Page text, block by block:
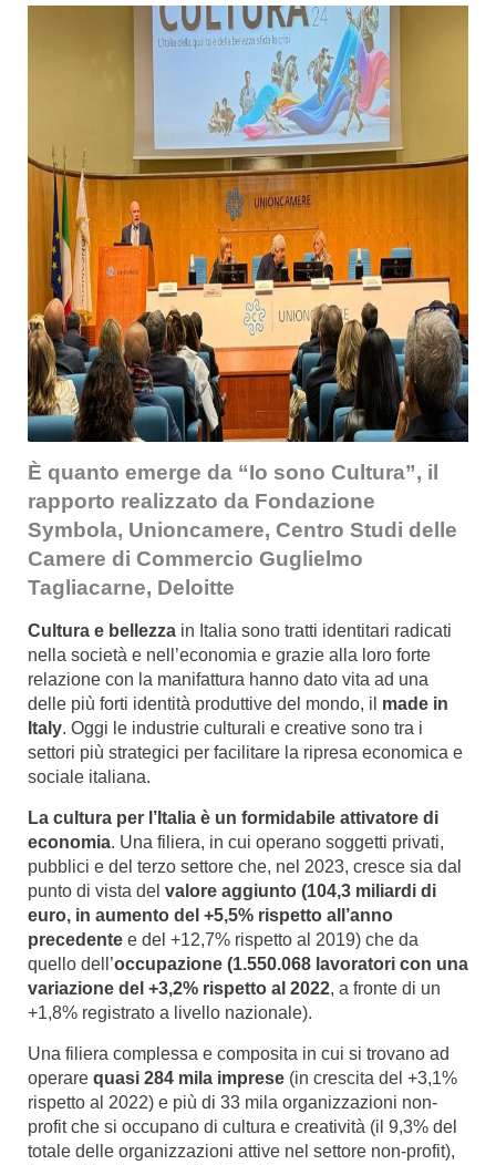
È quanto emerge da “Io sono Cultura”, il
rapporto realizzato da Fondazione
Symbola, Unioncamere, Centro Studi delle
Camere di Commercio Guglielmo
Tagliacarne, Deloitte
Cultura e bellezza in Italia sono tratti identitari radicati
nella società e nell’economia e grazie alla loro forte
relazione con la manifattura hanno dato vita ad una
delle più forti identità produttive del mondo, il made in
Italy. Oggi le industrie culturali e creative sono tra i
settori più strategici per facilitare la ripresa economica e
sociale italiana.
La cultura per l’Italia è un formidabile attivatore di
economia. Una filiera, in cui operano soggetti privati,
pubblici e del terzo settore che, nel 2023, cresce sia dal
punto di vista del valore aggiunto (104,3 miliardi di
euro, in aumento del +5,5% rispetto all’anno
precedente e del +12,7% rispetto al 2019) che da
quello dell’occupazione (1.550.068 lavoratori con una
variazione del +3,2% rispetto al 2022, a fronte di un
+1,8% registrato a livello nazionale).
Una filiera complessa e composita in cui si trovano ad
operare quasi 284 mila imprese (in crescita del +3,1%
rispetto al 2022) e più di 33 mila organizzazioni non-
profit che si occupano di cultura e creatività (il 9,3% del
totale delle organizzazioni attive nel settore non-profit),